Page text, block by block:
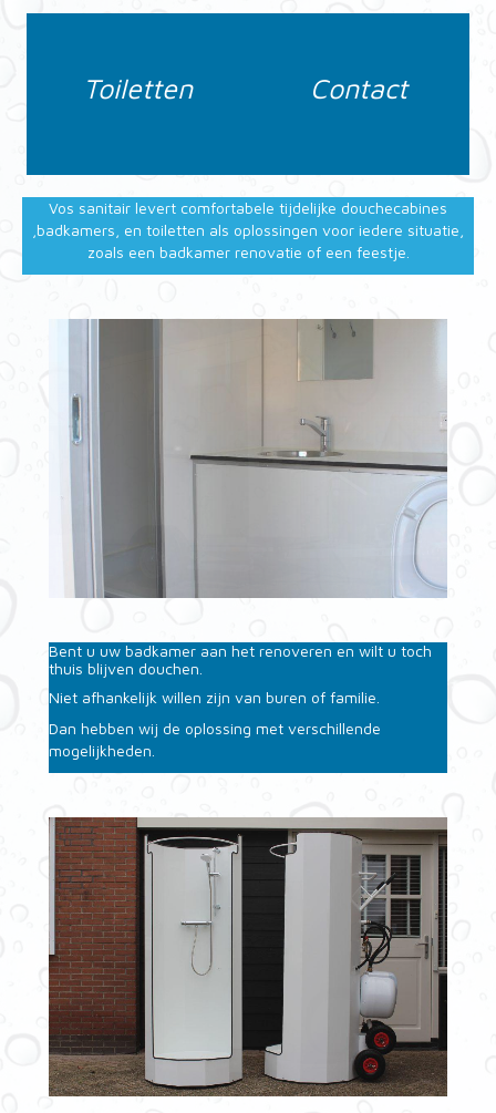
Toiletten Contact
Vos sanitair levert comfortabele tijdelijke douchecabines
,badkamers, en toiletten als oplossingen voor iedere situatie,
zoals een badkamer renovatie of een feestje.
Bent u uw badkamer aan het renoveren en wilt u toch
thuis blijven douchen.
Niet afhankelijk willen zijn van buren of familie.
Dan hebben wij de oplossing met verschillende
mogelijkheden.